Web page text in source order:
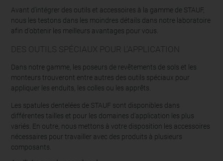
Avant d'intégrer des outils et accessoires à la gamme de STAUF,
nous les testons dans les moindres détails dans notre laboratoire
afin d'obtenir les meilleurs avantages pour vous.
DES OUTILS SPÉCIAUX POUR L'APPLICATION
Dans notre gamme, les poseurs de revêtements de sols et les
monteurs trouveront entre autres des outils spéciaux pour
appliquer les enduits, les colles ou les apprêts.
Les spatules dentelées de STAUF sont disponibles dans
différentes tailles et pour les domaines d'application les plus
variés. En outre, nous mettons à votre disposition les accessoires
nécessaires pour travailler avec des produits à plusieurs
composants.